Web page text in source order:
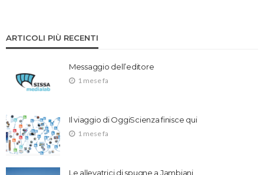
ARTICOLI PIÙ RECENTI
Messaggio dell’editore
1 mese fa
Il viaggio di OggiScienza finisce qui
1 mese fa
Le allevatrici di spugne a Jambiani